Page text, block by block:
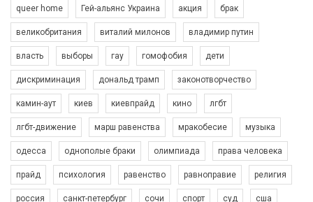
Зупинимо насильство проти ЛГБТ в Україні! Stop violence against LGBT in Ukraine!
6/30/2017
Емоційний та вражаючий промо-ролік на конкурс PACT, який
представляє програму "Гей-альянс Україна" з протидії
насильству проти ЛГБТ в Україні.
1.9K Просмотров • 226 Нравится • 5 Комментариев
queer home Гей-альянс Украина акция брак
великобритания виталий милонов владимир путин
власть выборы гау гомофобия дети
дискриминация дональд трамп законотворчество
камин-аут киев киевпрайд кино лгбт
лгбт-движение марш равенства мракобесие музыка
одесса однополые браки олимпиада права человека
прайд психология равенство равноправие религия
россия санкт-петербург сочи спорт суд сша